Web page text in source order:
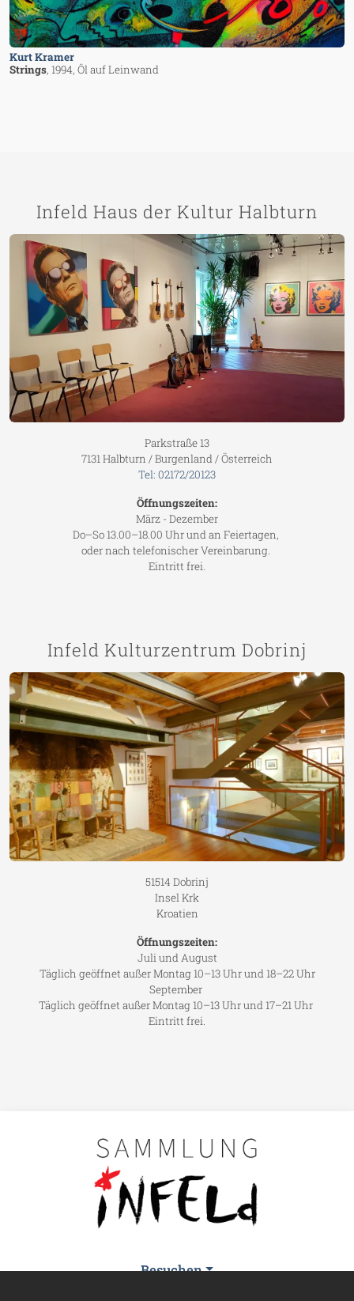
Kurt Kramer
Strings, 1994, Öl auf Leinwand
Infeld Haus der Kultur Halbturn
Parkstraße 13
7131 Halbturn / Burgenland / Österreich
Tel: 02172/20123
Öffnungszeiten:
März - Dezember
Do–So 13.00–18.00 Uhr und an Feiertagen,
oder nach telefonischer Vereinbarung.
Eintritt frei.
Infeld Kulturzentrum Dobrinj
51514 Dobrinj
Insel Krk
Kroatien
Öffnungszeiten:
Juli und August
Täglich geöffnet außer Montag 10–13 Uhr und 18–22 Uhr
September
Täglich geöffnet außer Montag 10–13 Uhr und 17–21 Uhr
Eintritt frei.
Besuchen